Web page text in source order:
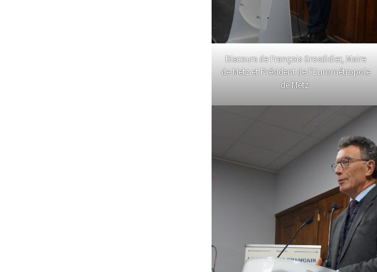
Discours de François Grosdidier, Maire
de Metz et Président de l’Eurométropole
de Metz